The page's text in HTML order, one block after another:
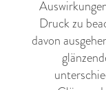
Druck zu
davon